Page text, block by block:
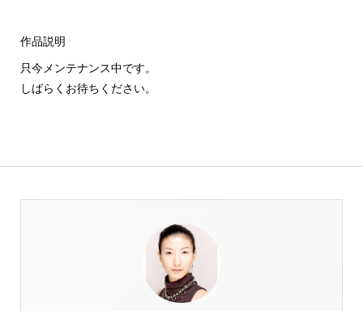
作品説明
只今メンテナンス中です。
しばらくお待ちください。